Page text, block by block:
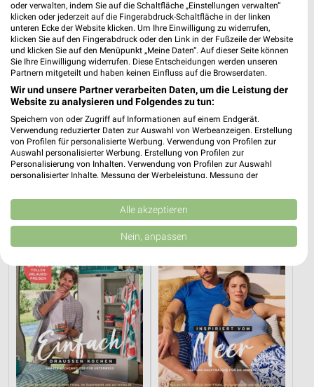
0,4 km
Voilà, c’est moi
Gültig ab Mi. 12.08.
59,3 km
Angebote ab 17.08.
Gültig ab Mo. 17.08.
Tchibo Tchibo
oder verwalten, indem Sie auf die Schaltfläche „Einstellungen verwalten“
klicken oder jederzeit auf die Fingerabdruck-Schaltfläche in der linken
unteren Ecke der Website klicken. Um Ihre Einwilligung zu widerrufen,
klicken Sie auf den Fingerabdruck oder den Link in der Fußzeile der Website
und klicken Sie auf den Menüpunkt „Meine Daten“. Auf dieser Seite können
Sie Ihre Einwilligung widerrufen. Diese Entscheidungen werden unseren
Partnern mitgeteilt und haben keinen Einfluss auf die Browserdaten.
Wir und unsere Partner verarbeiten Daten, um die Leistung der
Website zu analysieren und Folgendes zu tun:
Speichern von oder Zugriff auf Informationen auf einem Endgerät.
Verwendung reduzierter Daten zur Auswahl von Werbeanzeigen. Erstellung
von Profilen für personalisierte Werbung. Verwendung von Profilen zur
Auswahl personalisierter Werbung. Erstellung von Profilen zur
Personalisierung von Inhalten. Verwendung von Profilen zur Auswahl
personalisierter Inhalte. Messung der Werbeleistung. Messung der
Kombinationen von Daten aus verschiedenen Quellen. Entwicklung und
Verbesserung der Angebote. Verwendung reduzierter Daten zur Auswahl
von Inhalten.
Daten können außerhalb der Europäischen Union weitergegeben und in die
USA gesendet werden.
Website/App.
Partnerliste anzeigen (1 IAB-Anbieter)
Wir nutzen Ihre Daten für folgende Zwecke:
IAB-Verarbeitungszwecke:
Speichern von oder Zugriff auf Informationen
auf einem Endgerät
Alle akzeptieren
Nein, anpassen